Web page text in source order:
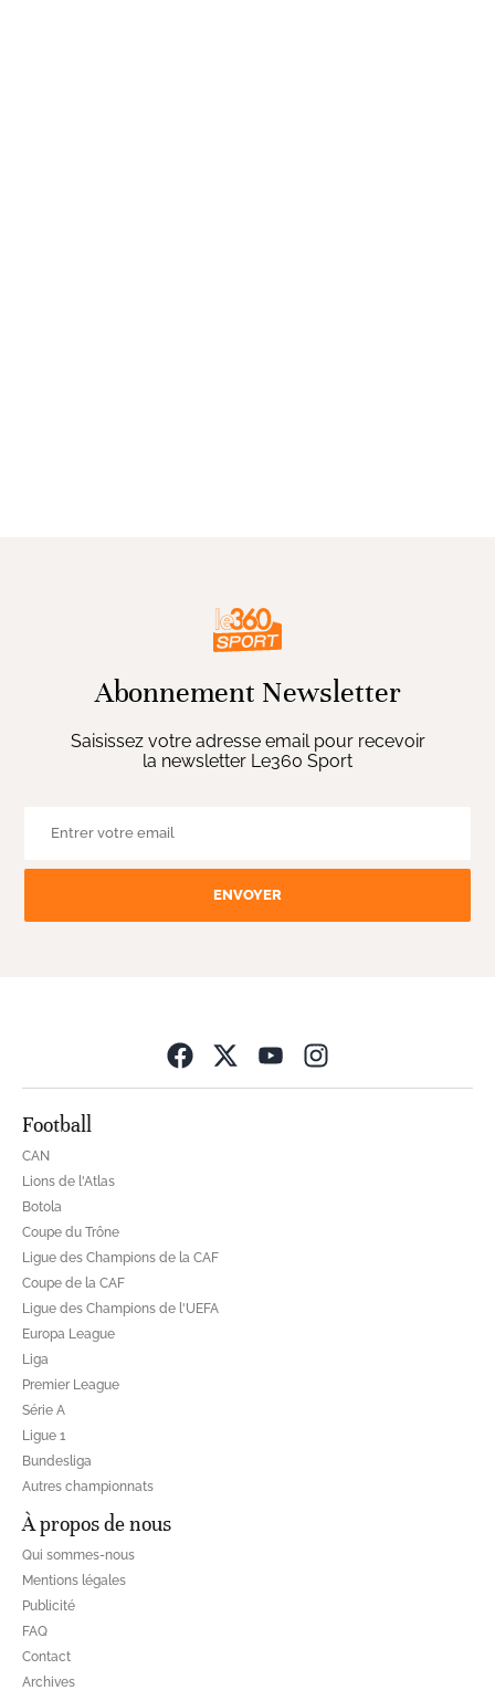
Abonnement Newsletter
Saisissez votre adresse email pour recevoir
la newsletter Le360 Sport
ENVOYER
Football
CAN
Lions de l'Atlas
Botola
Coupe du Trône
Ligue des Champions de la CAF
Coupe de la CAF
Ligue des Champions de l'UEFA
Europa League
Liga
Premier League
Série A
Ligue 1
Bundesliga
Autres championnats
À propos de nous
Qui sommes-nous
Mentions légales
Publicité
FAQ
Contact
Archives